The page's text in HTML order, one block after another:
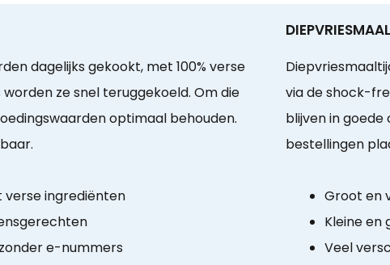
dagelijks gekookt, met 100% verse
ze snel teruggekoeld. Om die
optimaal behouden.
ingrediënten
e-nummers
via de shock-
blijven in goede
bestellingen
Groot en
Kleine en
Veel